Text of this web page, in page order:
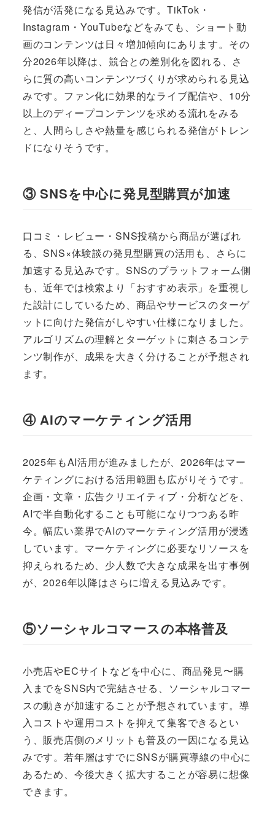
発信が活発になる見込みです。TikTok・
Instagram・YouTubeなどをみても、ショート動
画のコンテンツは日々増加傾向にあります。その
分2026年以降は、競合との差別化を図れる、さ
らに質の高いコンテンツづくりが求められる見込
みです。ファン化に効果的なライブ配信や、10分
以上のディープコンテンツを求める流れをみる
と、人間らしさや熱量を感じられる発信がトレン
ドになりそうです。
③ SNSを中心に発見型購買が加速
口コミ・レビュー・SNS投稿から商品が選ばれ
る、SNS×体験談の発見型購買の活用も、さらに
加速する見込みです。SNSのプラットフォーム側
も、近年では検索より「おすすめ表示」を重視し
た設計にしているため、商品やサービスのターゲ
ットに向けた発信がしやすい仕様になりました。
アルゴリズムの理解とターゲットに刺さるコンテ
ンツ制作が、成果を大きく分けることが予想され
ます。
④ AIのマーケティング活用
2025年もAI活用が進みましたが、2026年はマー
ケティングにおける活用範囲も広がりそうです。
企画・文章・広告クリエイティブ・分析などを、
AIで半自動化することも可能になりつつある昨
今。幅広い業界でAIのマーケティング活用が浸透
しています。マーケティングに必要なリソースを
抑えられるため、少人数で大きな成果を出す事例
が、2026年以降はさらに増える見込みです。
⑤ソーシャルコマースの本格普及
小売店やECサイトなどを中心に、商品発見〜購
入までをSNS内で完結させる、ソーシャルコマー
スの動きが加速することが予想されています。導
入コストや運用コストを抑えて集客できるとい
う、販売店側のメリットも普及の一因になる見込
みです。若年層はすでにSNSが購買導線の中心に
あるため、今後大きく拡大することが容易に想像
できます。